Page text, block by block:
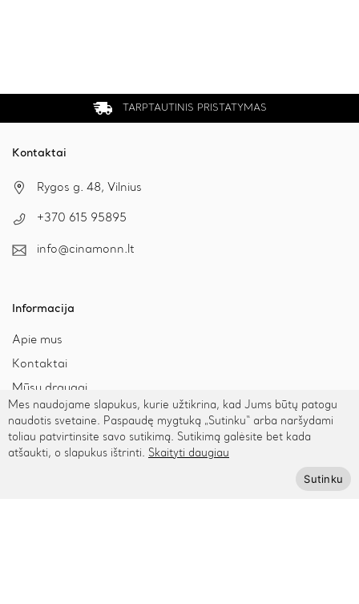
TARPTAUTINIS PRISTATYMAS
Kontaktai
Rygos g. 48, Vilnius
+370 615 95895
info@cinamonn.lt
Informacija
Apie mus
Kontaktai
Mūsų draugai
Bendradarbiaukime
Kaip išmatuoti riešą
Mes naudojame slapukus, kurie užtikrina, kad Jums būtų patogu
naudotis svetaine. Paspaudę mygtuką „Sutinku“ arba naršydami
toliau patvirtinsite savo sutikimą. Sutikimą galėsite bet kada
atšaukti, o slapukus ištrinti. Skaityti daugiau
Sutinku